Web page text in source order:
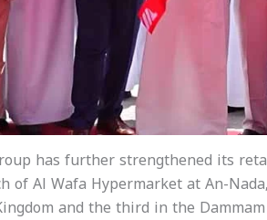
has further strengthened its
of Al Wafa Hypermarket at An-
and the third in the